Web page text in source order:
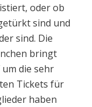
oder ob
sind und
sind. Die
bringt
die sehr
Tickets für
haben